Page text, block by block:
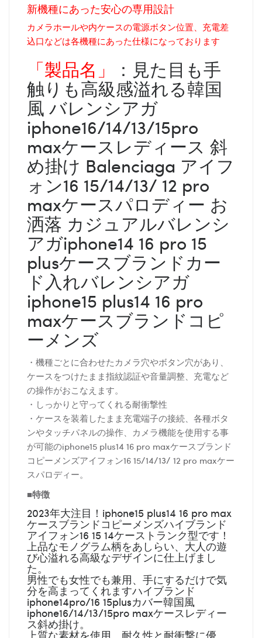
新機種にあった安心の専用設計
カメラホールや内ケースの電源ボタン位置、充電差
込口などは各機種にあった仕様になっております
「製品名」 ：見た目も手
触りも高級感溢れる韓国
風 バレンシアガ
iphone16/14/13/15pro
maxケースレディース 斜
め掛け Balenciaga アイフ
ォン16 15/14/13/ 12 pro
maxケースパロディー お
洒落 カジュアルバレンシ
アガiphone14 16 pro 15
plusケースブランドカー
ド入れバレンシアガ
iphone15 plus14 16 pro
maxケースブランドコピ
ーメンズ
・機種ごとに合わせたカメラ穴やボタン穴があり、
ケースをつけたまま指紋認証や音量調整、充電など
の操作がおこなえます。
・しっかりと守ってくれる耐衝撃性
・ケースを装着したまま充電端子の接続、各種ボタ
ンやタッチパネルの操作、カメラ機能を使用する事
が可能のiphone15 plus14 16 pro maxケースブランド
コピーメンズアイフォン16 15/14/13/ 12 pro maxケー
スパロディー。
■特徴
2023年大注目！iphone15 plus14 16 pro max
ケースブランドコピーメンズハイブランド
アイフォン16 15 14ケーストランク型です！
上品なモノグラム柄をあしらい、大人の遊
び心溢れる高級なデザインに仕上げまし
た。
男性でも女性でも兼用、手にするだけで気
分を高まってくれますハイブランド
iphone14pro/16 15plusカバー韓国風
iphone16/14/13/15pro maxケースレディー
ス斜め掛け。
上質な素材を使用、耐久性と耐衝撃に優